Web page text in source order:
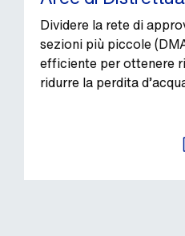
Dividere la rete di
sezioni più piccole
efficiente per ottenere
ridurre la perdita